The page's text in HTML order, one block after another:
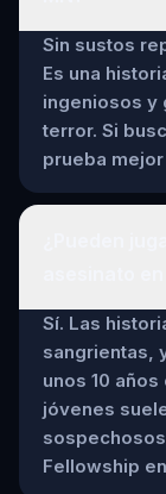
Sin sustos
Es una
ingeniosos y
terror. Si
prueba
Sí. Las
sangrientas,
unos 10
jóvenes
Fellowship